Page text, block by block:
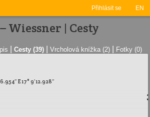
Přihlásit se EN
Wiessner | Cesty
Cesty (39) Vrcholová knížka (2) Fotky (0)
E 17° 9′ 12.928″